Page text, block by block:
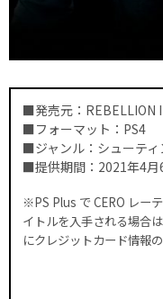
■発売元：REBELLION
■フォーマット：PS4
■ジャンル：シューティ
■提供期間：2021年4月
※PS Plus で CERO レー
イトルを入手される場合
にクレジットカード情報